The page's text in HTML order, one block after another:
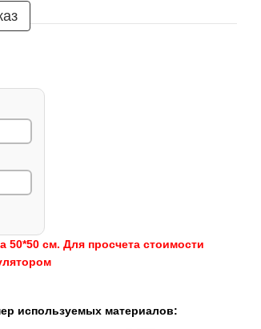
50*50 см. Для просчета стоимости
используемых материалов: